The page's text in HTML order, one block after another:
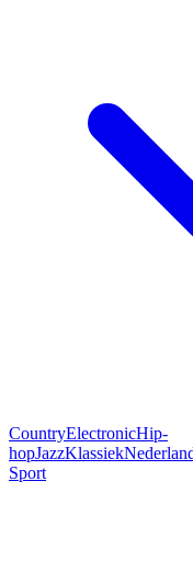
CountryElectronicHip-
hopJazzKlassiek
Sport